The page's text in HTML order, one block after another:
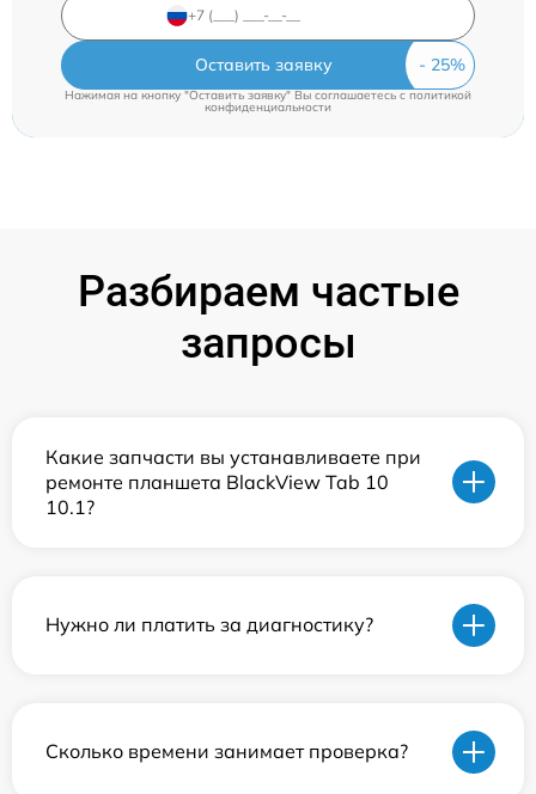
Оставить заявку
Нажимая на кнопку "Оставить заявку" Вы соглашаетесь cполитикой
конфиденциальности
Разбираем частые
запросы
Какие запчасти вы устанавливаете при
ремонте планшета BlackView Tab 10
10.1?
Нужно ли платить за диагностику?
Сколько времени занимает проверка?